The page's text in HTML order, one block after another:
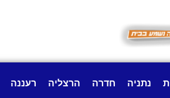
נתניה חדרה הרצליה רעננה